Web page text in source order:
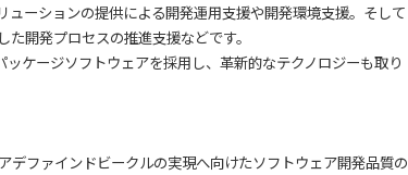
ューションの提供による開発運用支援や開発環境支援。そして
開発プロセスの推進支援などです。
ケージソフトウェアを採用し、革新的なテクノロジーも取り
デファインドビークルの実現へ向けたソフトウェア開発品質の